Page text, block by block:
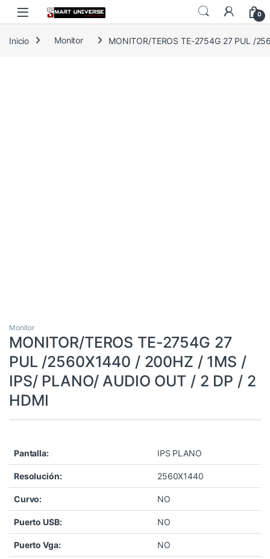
Skip to navigation
Skip to content
0
Inicio Monitor MONITOR/TEROS TE-2754G 27 PUL /
Monitor
MONITOR/TEROS TE-2754G 27
PUL /2560X1440 / 200HZ / 1MS /
IPS/ PLANO/ AUDIO OUT / 2 DP / 2
HDMI
Pantalla: IPS PLANO
Resolución: 2560X1440
Curvo: NO
Puerto USB: NO
Puerto Vga: NO